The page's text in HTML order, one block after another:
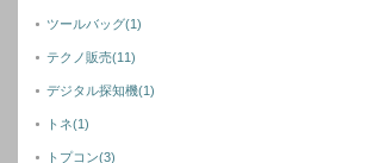
ツールバッグ(1)
テクノ販売(11)
デジタル探知機(1)
トネ(1)
トプコン(3)